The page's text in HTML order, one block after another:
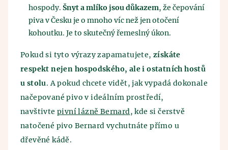
hospody. Šnyt a mlíko jsou důkazem, že čepování
piva v Česku je o mnoho víc než jen otočení
kohoutku. Je to skutečný řemeslný úkon.
Pokud si tyto výrazy zapamatujete, získáte
respekt nejen hospodského, ale i ostatních hostů
u stolu. A pokud chcete vidět, jak vypadá dokonale
načepované pivo v ideálním prostředí,
navštivtepivní lázně Bernard, kde si čerstvě
natočené pivo Bernard vychutnáte přímo u
dřevěné kádě.